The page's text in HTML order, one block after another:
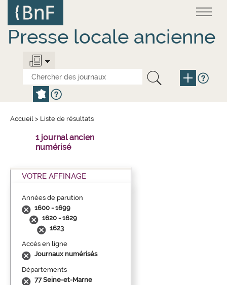
contenu
principal
Presse locale ancienne
Accueil > Liste de résultats
1 journal ancien
numérisé
VOTRE AFFINAGE
Années de parution
1600 - 1699
1620 - 1629
1623
Accès en ligne
Journaux numérisés
Départements
77 Seine-et-Marne
Panneau de gestion des cookies